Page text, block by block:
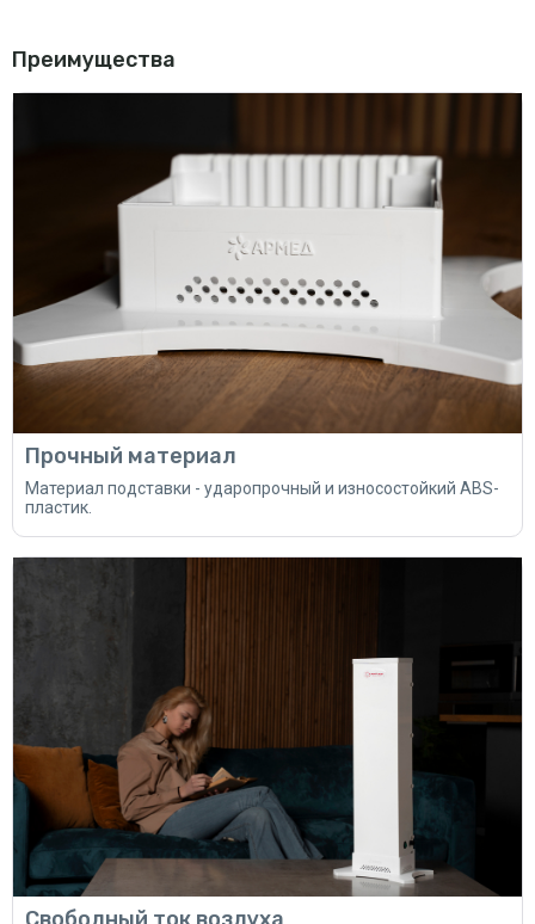
Преимущества
Прочный материал
Материал подставки - ударопрочный и износостойкий ABS-
пластик.